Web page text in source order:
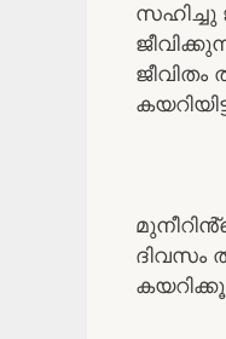
സഹിച്ചു
ദിവസം